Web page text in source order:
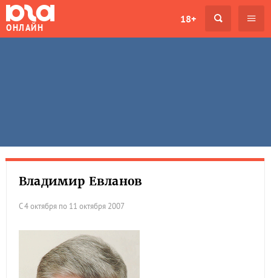
ОНЛАЙН
18+
Владимир Евланов
С 4 октября по 11 октября 2007